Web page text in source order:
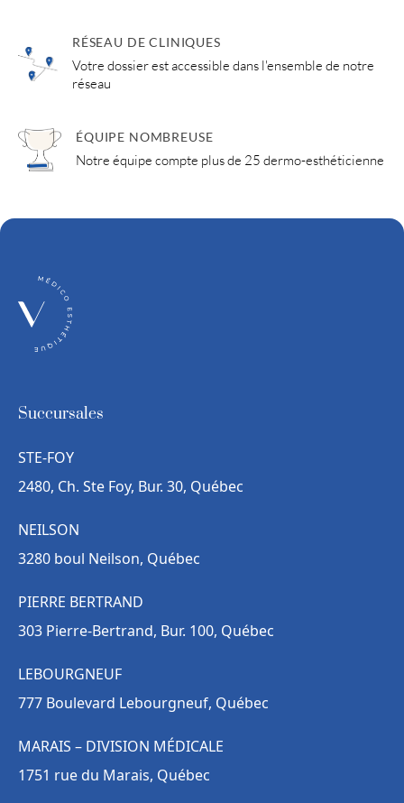
RÉSEAU DE CLINIQUES
Votre dossier est accessible dans l'ensemble de notre
réseau
ÉQUIPE NOMBREUSE
Notre équipe compte plus de 25 dermo-esthéticienne
Succursales
STE-FOY
2480, Ch. Ste Foy, Bur. 30, Québec
NEILSON
3280 boul Neilson, Québec
PIERRE BERTRAND
303 Pierre-Bertrand, Bur. 100, Québec
LEBOURGNEUF
777 Boulevard Lebourgneuf, Québec
MARAIS – DIVISION MÉDICALE
1751 rue du Marais, Québec